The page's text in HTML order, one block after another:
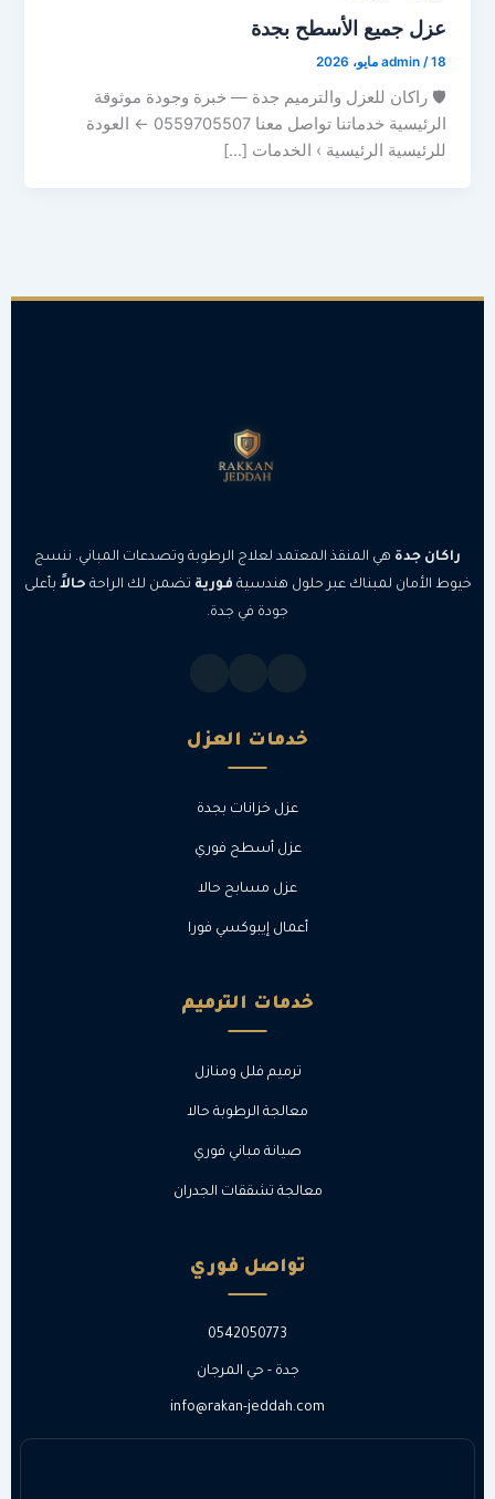
عزل جميع الأسطح بجدة
admin /18 مايو، 2026
🛡 راكان للعزل والترميم جدة — خبرة وجودة موثوقة
الرئيسية خدماتنا تواصل معنا 0559705507 ← العودة
للرئيسية الرئيسية › الخدمات […]
راكان جدة هي المنقذ المعتمد لعلاج الرطوبة وتصدعات المباني. ننسج
خيوط الأمان لمبناك عبر حلول هندسية فورية تضمن لك الراحة حالاً بأعلى
جودة في جدة.
خدمات العزل
عزل خزانات بجدة
عزل أسطح فوري
عزل مسابح حالا
أعمال إيبوكسي فورا
خدمات الترميم
ترميم فلل ومنازل
معالجة الرطوبة حالا
صيانة مباني فوري
معالجة تشققات الجدران
تواصل فوري
0542050773
جدة - حي المرجان
info@rakan-jeddah.com